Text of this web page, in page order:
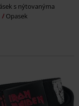
s nýtovanýma
Opasek